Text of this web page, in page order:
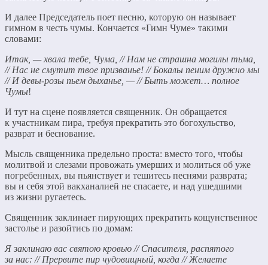
И далее Председатель поет песню, которую он называет
гимном в честь чумы. Кончается «Гимн Чуме» такими
словами:
Итак, — хвала тебе, Чума, // Нам не страшна могилы тьма,
// Нас не смутит твое призванье! // Бокалы пеним дружно мы
// И девы-розы пьем дыханье, — // Быть может… полное
Чумы!
И тут на сцене появляется священник. Он обращается
к участникам пира, требуя прекратить это богохульство,
разврат и беснование.
Мысль священника предельно проста: вместо того, чтобы
молитвой и слезами провожать умерших и молиться об уже
погребенных, вы пьянствует и тешитесь песнями разврата;
вы и себя этой вакханалией не спасаете, и над ушедшими
из жизни ругаетесь.
Священник заклинает пирующих прекратить кощунственное
застолье и разойтись по домам:
Я заклинаю вас святою кровью // Спасителя, распятого
за нас: // Прервите пир чудовищный, когда // Желаете